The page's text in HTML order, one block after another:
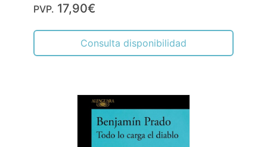
PVP. 17,90€
Consulta disponibilidad